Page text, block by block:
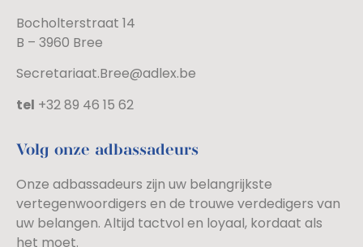
Bocholterstraat 14
B – 3960 Bree
Secretariaat.Bree@adlex.be
tel +32 89 46 15 62
Volg onze adbassadeurs
Onze adbassadeurs zijn uw belangrijkste
vertegenwoordigers en de trouwe verdedigers van
uw belangen. Altijd tactvol en loyaal, kordaat als
het moet.